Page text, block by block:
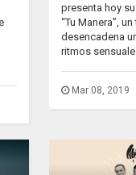
presenta hoy
“Tu Manera”,
desencadena
ritmos
Mar 08, 2019